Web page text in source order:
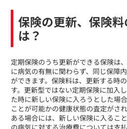
保険の更新、保険
は？
定期保険のうち更新ができる保険は
に病気の有無に関わらず、同じ保障
ができます。保険料は、更新する時
す。更新型ではない定期保険に加入
た時に新しい保険に入ろうとした場
ことが可能かの健康状態の査定がさ
ある場合には、新しい保険に入るこ
の病気に対する治療費については支